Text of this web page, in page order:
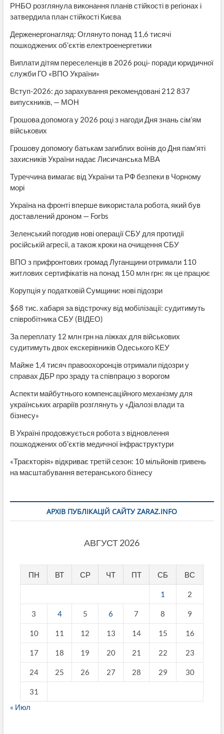
РНБО розглянула виконання планів стійкості в регіонах і
затвердила план стійкості Києва
Держенергонагляд: Оглянуто понад 11,6 тисячі
пошкоджених об’єктів електроенергетики
Виплати дітям переселенців в 2026 році- поради юридичної
служби ГО «ВПО України»
Вступ-2026: до зарахування рекомендовані 212 837
випускників, — МОН
Грошова допомога у 2026 році з нагоди Дня знань сім’ям
військових
Грошову допомогу батькам загиблих воїнів до Дня пам’яті
захисників України надає Лисичанська МВА
Туреччина вимагає від України та РФ безпеки в Чорному
морі
Україна на фронті вперше використала робота, який був
доставлений дроном — Forbs
Зеленський погодив нові операції СБУ для протидії
російській агресії, а також кроки на очищення СБУ
ВПО з прифронтових громад Луганщини отримали 110
житлових сертифікатів на понад 150 млн грн: як це працює
Корупція у податковій Сумщини: нові підозри
$68 тис. хабаря за відстрочку від мобілізації: судитимуть
співробітника СБУ (ВІДЕО)
За переплату 12 млн грн на ліжках для військових
судитимуть двох екскерівників Одеського КЕУ
Майже 1,4 тисяч правоохоронців отримали підозри у
справах ДБР про зраду та співпрацю з ворогом
Аспекти майбутнього компенсаційного механізму для
українських аграріїв розглянуть у «Діалозі влади та
бізнесу»
В Україні продовжується робота з відновлення
пошкоджених об’єктів медичної інфраструктури
«Траєкторія» відкриває третій сезон: 10 мільйонів гривень
на масштабування ветеранського бізнесу
АРХІВ ПУБЛІКАЦІЙ САЙТУ ZARAZ.INFO
АВГУСТ 2026
ПН ВТ СР ЧТ ПТ СБ ВС
1 2
3 4 5 6 7 8 9
10 11 12 13 14 15 16
17 18 19 20 21 22 23
24 25 26 27 28 29 30
31
« Июл